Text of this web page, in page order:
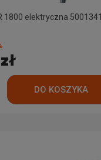
1800 elektryczna 5001341